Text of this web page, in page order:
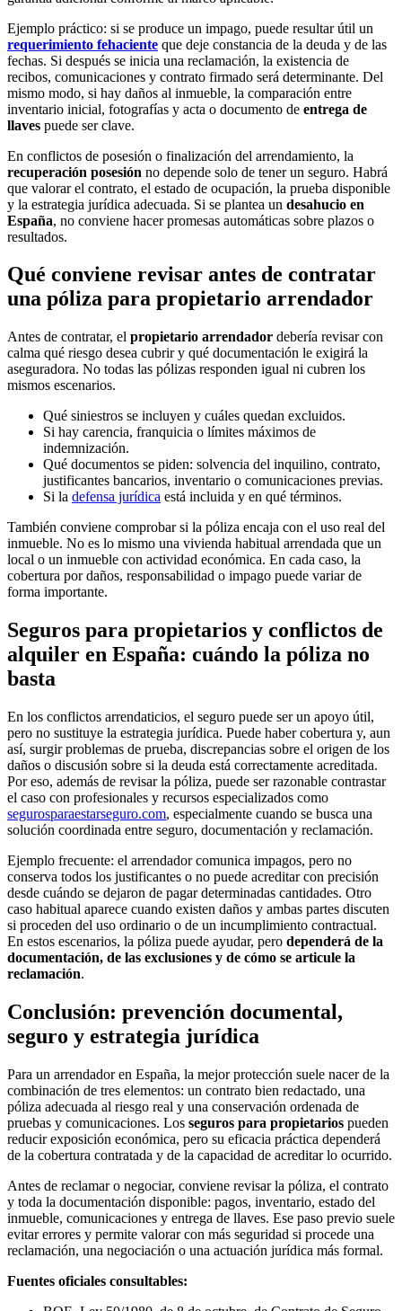
Ejemplo práctico: si se produce un impago, puede resultar útil un
requerimiento fehaciente que deje constancia de la deuda y de las
fechas. Si después se inicia una reclamación, la existencia de
recibos, comunicaciones y contrato firmado será determinante. Del
mismo modo, si hay daños al inmueble, la comparación entre
inventario inicial, fotografías y acta o documento de entrega de
llaves puede ser clave.
En conflictos de posesión o finalización del arrendamiento, la
recuperación posesión no depende solo de tener un seguro. Habrá
que valorar el contrato, el estado de ocupación, la prueba disponible
y la estrategia jurídica adecuada. Si se plantea un desahucio en
España, no conviene hacer promesas automáticas sobre plazos o
resultados.
Qué conviene revisar antes de contratar
una póliza para propietario arrendador
Antes de contratar, el propietario arrendador debería revisar con
calma qué riesgo desea cubrir y qué documentación le exigirá la
aseguradora. No todas las pólizas responden igual ni cubren los
mismos escenarios.
Qué siniestros se incluyen y cuáles quedan excluidos.
Si hay carencia, franquicia o límites máximos de
indemnización.
Qué documentos se piden: solvencia del inquilino, contrato,
justificantes bancarios, inventario o comunicaciones previas.
Si la defensa jurídica está incluida y en qué términos.
También conviene comprobar si la póliza encaja con el uso real del
inmueble. No es lo mismo una vivienda habitual arrendada que un
local o un inmueble con actividad económica. En cada caso, la
cobertura por daños, responsabilidad o impago puede variar de
forma importante.
Seguros para propietarios y conflictos de
alquiler en España: cuándo la póliza no
basta
En los conflictos arrendaticios, el seguro puede ser un apoyo útil,
pero no sustituye la estrategia jurídica. Puede haber cobertura y, aun
así, surgir problemas de prueba, discrepancias sobre el origen de los
daños o discusión sobre si la deuda está correctamente acreditada.
Por eso, además de revisar la póliza, puede ser razonable contrastar
el caso con profesionales y recursos especializados como
segurosparaestarseguro.com, especialmente cuando se busca una
solución coordinada entre seguro, documentación y reclamación.
Ejemplo frecuente: el arrendador comunica impagos, pero no
conserva todos los justificantes o no puede acreditar con precisión
desde cuándo se dejaron de pagar determinadas cantidades. Otro
caso habitual aparece cuando existen daños y ambas partes discuten
si proceden del uso ordinario o de un incumplimiento contractual.
En estos escenarios, la póliza puede ayudar, pero dependerá de la
documentación, de las exclusiones y de cómo se articule la
reclamación.
Conclusión: prevención documental,
seguro y estrategia jurídica
Para un arrendador en España, la mejor protección suele nacer de la
combinación de tres elementos: un contrato bien redactado, una
póliza adecuada al riesgo real y una conservación ordenada de
pruebas y comunicaciones. Los seguros para propietarios pueden
reducir exposición económica, pero su eficacia práctica dependerá
de la cobertura contratada y de la capacidad de acreditar lo ocurrido.
Antes de reclamar o negociar, conviene revisar la póliza, el contrato
y toda la documentación disponible: pagos, inventario, estado del
inmueble, comunicaciones y entrega de llaves. Ese paso previo suele
evitar errores y permite valorar con más seguridad si procede una
reclamación, una negociación o una actuación jurídica más formal.
Fuentes oficiales consultables: